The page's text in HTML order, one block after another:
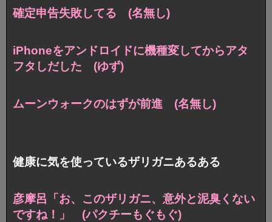
確定申告失敗してる (名無し)
iPhoneをアンドロイドに機種変してからアタ
フタしだした (ゆず)
ムーンウォークのはずが前進 (名無し)
健康に気を使っているザリガニあるある
彦摩呂「お、このザリガニ、意外と泥臭くない
ですね！」 (パクチーもぐもぐ)